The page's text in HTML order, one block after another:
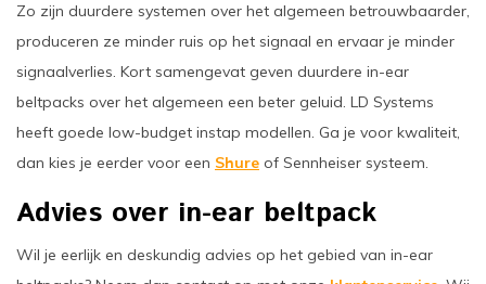
Zo zijn duurdere systemen over het algemeen betrouwbaarder,
produceren ze minder ruis op het signaal en ervaar je minder
signaalverlies. Kort samengevat geven duurdere in-ear
beltpacks over het algemeen een beter geluid. LD Systems
heeft goede low-budget instap modellen. Ga je voor kwaliteit,
dan kies je eerder voor een Shure of Sennheiser systeem.
Advies over in-ear beltpack
Wil je eerlijk en deskundig advies op het gebied van in-ear